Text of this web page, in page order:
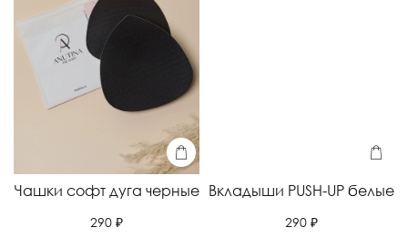
Чашки софт дуга черные
290 ₽
Вкладыши PUSH-UP белые
290 ₽